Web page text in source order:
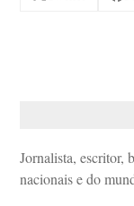
Jornalista, escritor,
nacionais e do